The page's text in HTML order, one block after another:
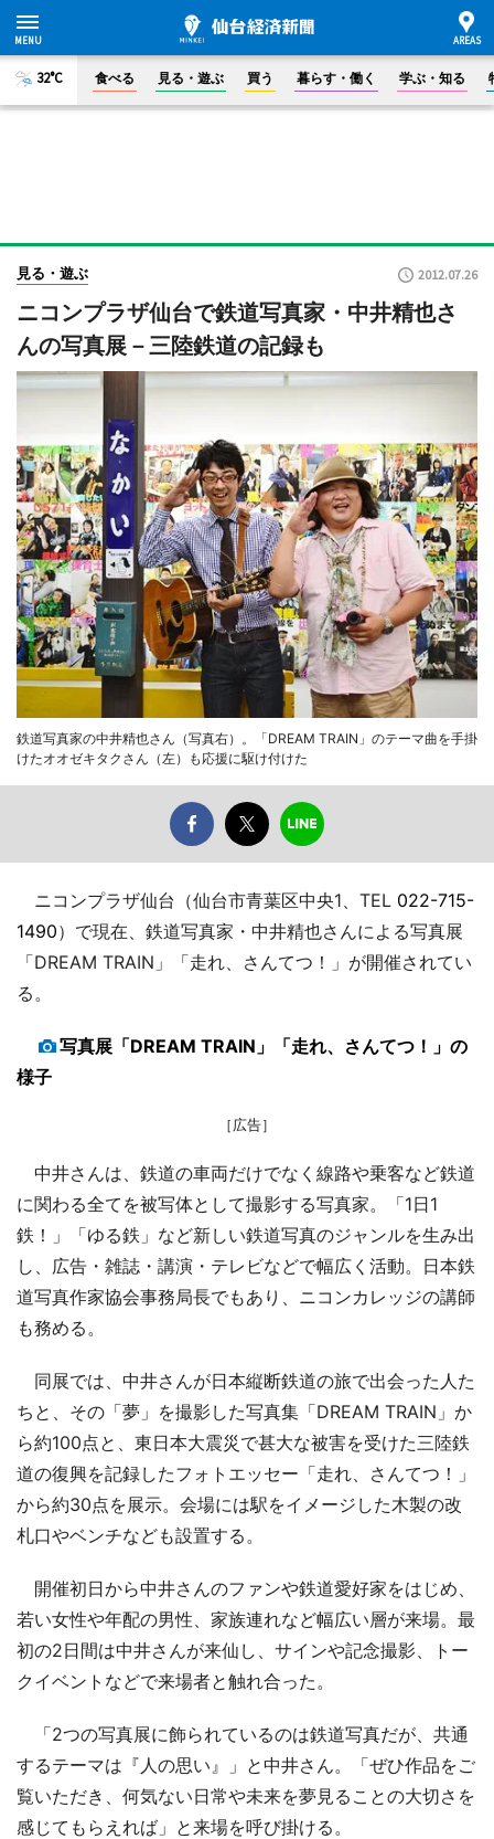
32°C 食べる 見る・遊ぶ 買う 暮らす・働く 学ぶ・知る
見る・遊ぶ 2012.07.26
ニコンプラザ仙台で鉄道写真家・中井精也さ
んの写真展－三陸鉄道の記録も
鉄道写真家の中井精也さん（写真右）。「DREAM TRAIN」のテーマ曲を手掛
けたオオゼキタクさん（左）も応援に駆け付けた
ニコンプラザ仙台（仙台市青葉区中央1、TEL 022-715-
1490）で現在、鉄道写真家・中井精也さんによる写真展
「DREAM TRAIN」「走れ、さんてつ！」が開催されてい
る。
写真展「DREAM TRAIN」「走れ、さんてつ！」の
様子
［広告］
中井さんは、鉄道の車両だけでなく線路や乗客など鉄道
に関わる全てを被写体として撮影する写真家。「1日1
鉄！」「ゆる鉄」など新しい鉄道写真のジャンルを生み出
し、広告・雑誌・講演・テレビなどで幅広く活動。日本鉄
道写真作家協会事務局長でもあり、ニコンカレッジの講師
も務める。
同展では、中井さんが日本縦断鉄道の旅で出会った人た
ちと、その「夢」を撮影した写真集「DREAM TRAIN」か
ら約100点と、東日本大震災で甚大な被害を受けた三陸鉄
道の復興を記録したフォトエッセー「走れ、さんてつ！」
から約30点を展示。会場には駅をイメージした木製の改
札口やベンチなども設置する。
開催初日から中井さんのファンや鉄道愛好家をはじめ、
若い女性や年配の男性、家族連れなど幅広い層が来場。最
初の2日間は中井さんが来仙し、サインや記念撮影、トー
クイベントなどで来場者と触れ合った。
「2つの写真展に飾られているのは鉄道写真だが、共通
するテーマは『人の思い』」と中井さん。「ぜひ作品をご
覧いただき、何気ない日常や未来を夢見ることの大切さを
感じてもらえれば」と来場を呼び掛ける。